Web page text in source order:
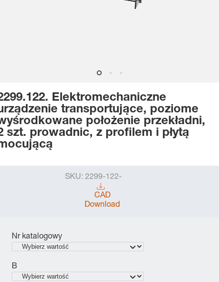
Elektromechaniczne
transportujące, poziome
położenie przekładni,
szt. prowadnic, z profilem i płytą
SKU: 2299-122-
CAD
Download
Nr katalogowy
B